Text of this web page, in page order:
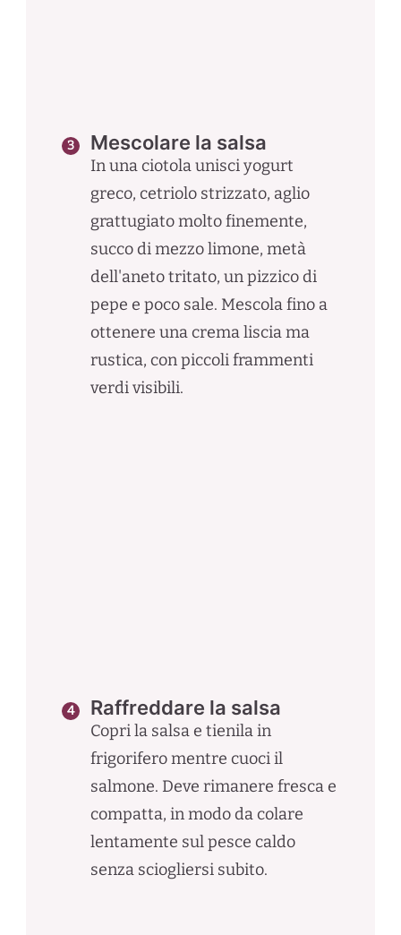
Mescolare la salsa
In una ciotola unisci yogurt
greco, cetriolo strizzato, aglio
grattugiato molto finemente,
succo di mezzo limone, metà
dell'aneto tritato, un pizzico di
pepe e poco sale. Mescola fino a
ottenere una crema liscia ma
rustica, con piccoli frammenti
verdi visibili.
Raffreddare la salsa
Copri la salsa e tienila in
frigorifero mentre cuoci il
salmone. Deve rimanere fresca e
compatta, in modo da colare
lentamente sul pesce caldo
senza sciogliersi subito.